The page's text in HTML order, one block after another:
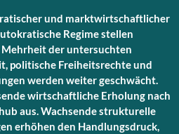
und marktwirtschaftlicher
Regime stellen
der untersuchten
politische Freiheitsrechte und
werden weiter geschwächt.
wirtschaftliche Erholung nach
aus. Wachsende strukturelle
erhöhen den Handlungsdruck,